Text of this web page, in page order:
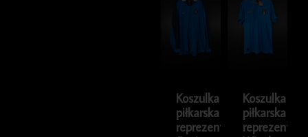
Koszulka
piłkarska
reprezentacji
Koszulka
piłkarska
reprezentacji